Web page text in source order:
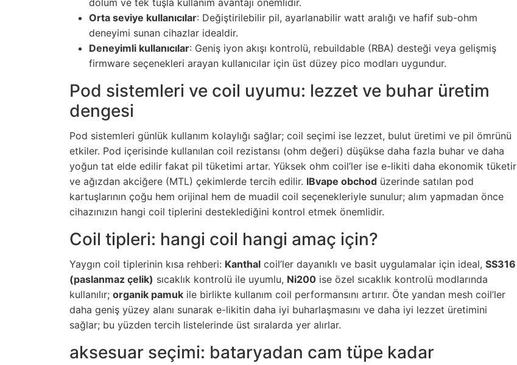
Orta seviye kullanıcılar: Değiştirilebilir pil, ayarlanabilir watt aralığı ve hafif sub-ohm
deneyimi sunan cihazlar idealdir.
Deneyimli kullanıcılar: Geniş iyon akışı kontrolü, rebuildable (RBA) desteği veya gelişmiş
firmware seçenekleri arayan kullanıcılar için üst düzey pico modları uygundur.
Pod sistemleri ve coil uyumu: lezzet ve buhar üretim
dengesi
Pod sistemleri günlük kullanım kolaylığı sağlar; coil seçimi ise lezzet, bulut üretimi ve pil ömrünü
etkiler. Pod içerisinde kullanılan coil rezistansı (ohm değeri) düşükse daha fazla buhar ve daha
yoğun tat elde edilir fakat pil tüketimi artar. Yüksek ohm coil’ler ise e-likiti daha ekonomik tüketir
ve ağızdan akciğere (MTL) çekimlerde tercih edilir. IBvape obchod üzerinde satılan pod
kartuşlarının çoğu hem orijinal hem de muadil coil seçenekleriyle sunulur; alım yapmadan önce
cihazınızın hangi coil tiplerini desteklediğini kontrol etmek önemlidir.
Coil tipleri: hangi coil hangi amaç için?
Yaygın coil tiplerinin kısa rehberi: Kanthal coil’ler dayanıklı ve basit uygulamalar için ideal, SS316
(paslanmaz çelik) sıcaklık kontrolü ile uyumlu, Ni200 ise özel sıcaklık kontrolü modlarında
kullanılır; organik pamuk ile birlikte kullanım coil performansını artırır. Öte yandan mesh coil’ler
daha geniş yüzey alanı sunarak e-likitin daha iyi buharlaşmasını ve daha iyi lezzet üretimini
sağlar; bu yüzden tercih listelerinde üst sıralarda yer alırlar.
aksesuar seçimi: bataryadan cam tüpe kadar